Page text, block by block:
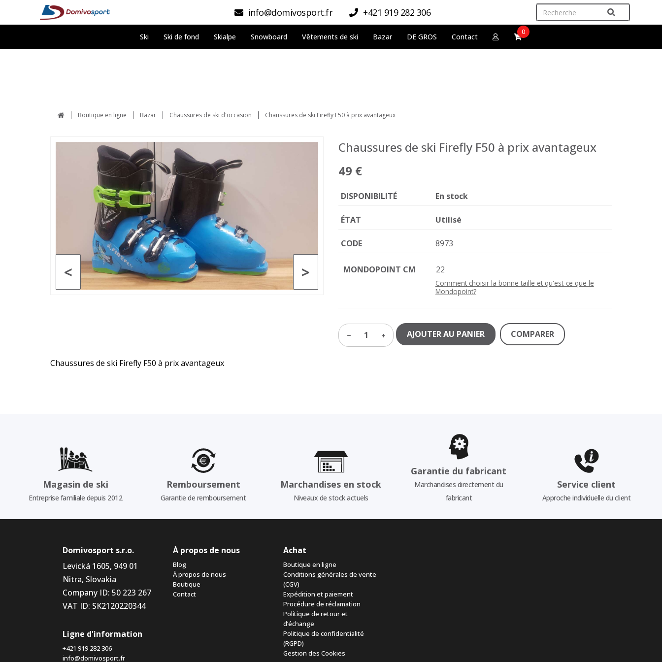
info@domivosport.fr +421 919 282 306
Ski Ski de fond Skialpe Snowboard Vêtements de ski Bazar DE GROS Contact
0
Boutique en ligne Bazar Chaussures de ski d'occasion Chaussures de ski Firefly F50 à prix avantageux
>
<
Chaussures de ski Firefly F50 à prix avantageux
49 €
DISPONIBILITÉ En stock
ÉTAT Utilisé
CODE 8973
MONDOPOINT CM 22
Comment choisir la bonne taille et qu'est-ce que le
Mondopoint?
1 AJOUTER AU PANIER COMPARER
Chaussures de ski Firefly F50 à prix avantageux
Magasin de ski
Entreprise familiale depuis 2012
Remboursement
Garantie de remboursement
Marchandises en stock
Niveaux de stock actuels
Garantie du fabricant
Marchandises directement du
fabricant
Service client
Approche individuelle du client
Domivosport s.r.o.
Levická 1605, 949 01
Nitra, Slovakia
Company ID: 50 223 267
VAT ID: SK2120220344
Ligne d'information
+421 919 282 306
info@domivosport.fr
À propos de nous
Blog
À propos de nous
Boutique
Contact
Achat
Boutique en ligne
Conditions générales de vente
(CGV)
Expédition et paiement
Procédure de réclamation
Politique de retour et
d’échange
Politique de confidentialité
(RGPD)
Gestion des Cookies